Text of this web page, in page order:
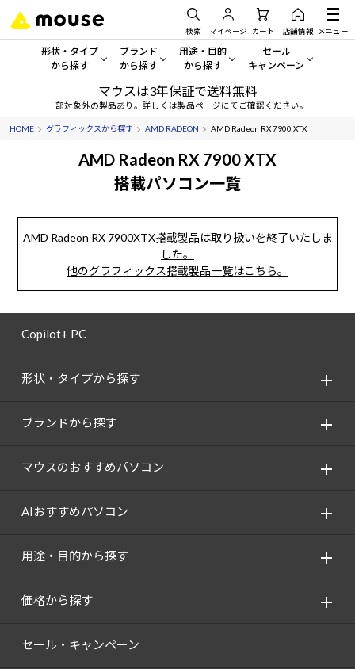
検索 マイページ カート 店舗情報 メニュー
形状・タイプ
から探す
形状・タイプから探す をすべてみる
デスクトップPC
ワークステーション
ブランド
から探す
mouse
G TUNE
MousePro
iiyama
用途・目的
から探す
一般向けパソコン
ゲーミングPC・ゲーム向けパソコン
スペック/パーツ別
セール
キャンペーン
セール・キャンペー
期間限定セール
おすすめ目玉パソコン
Windows 11|Copilot+ PC
マウスは3年保証で送料無料
一部対象外の製品あり。詳しくは製品ページにてご確認ください。
HOME グラフィックスから探す AMD RADEON AMD Radeon RX 7900 XTX
AMD Radeon RX 7900 XTX
搭載パソコン一覧
AMD Radeon RX 7900XTX搭載製品は取り扱いを終了いたしま
した。
他のグラフィックス搭載製品一覧はこちら。
Copilot+ PC
形状・タイプから探す
ブランドから探す
マウスのおすすめパソコン
AIおすすめパソコン
用途・目的から探す
価格から探す
セール・キャンペーン